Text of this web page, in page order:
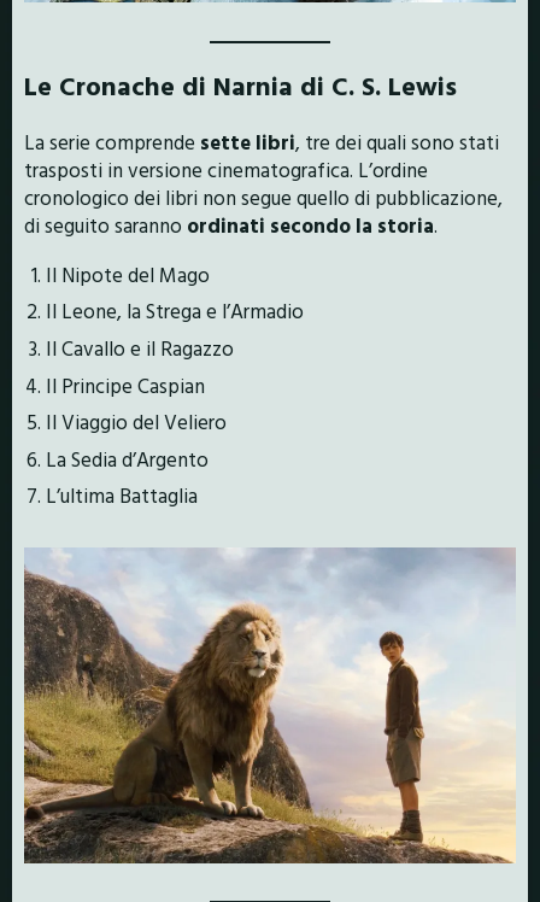
Le Cronache di Narnia di C. S. Lewis
La serie comprende sette libri, tre dei quali sono stati
trasposti in versione cinematografica. L’ordine
cronologico dei libri non segue quello di pubblicazione,
di seguito saranno ordinati secondo la storia.
Il Nipote del Mago
Il Leone, la Strega e l’Armadio
Il Cavallo e il Ragazzo
Il Principe Caspian
Il Viaggio del Veliero
La Sedia d’Argento
L’ultima Battaglia